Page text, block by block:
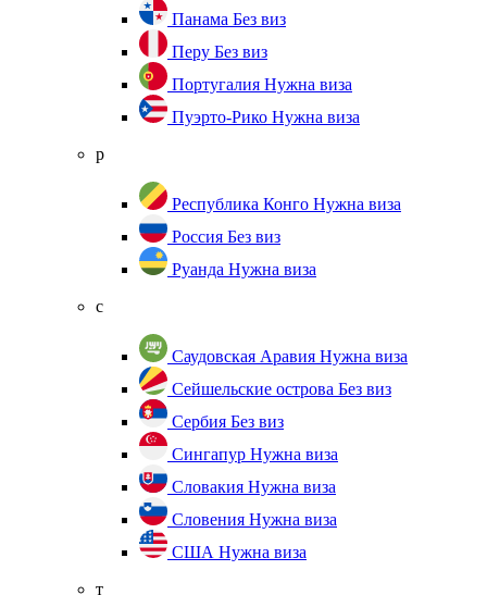
Панама Без виз
Перу Без виз
Португалия Нужна виза
Пуэрто-Рико Нужна виза
р
Республика Конго Нужна виза
Россия Без виз
Руанда Нужна виза
с
Саудовская Аравия Нужна виза
Сейшельские острова Без виз
Сербия Без виз
Сингапур Нужна виза
Словакия Нужна виза
Словения Нужна виза
США Нужна виза
т